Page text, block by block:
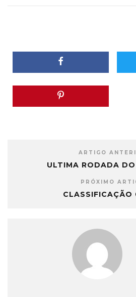
ARTIGO
ULTIMA RODADA DO
PRÓXIMO
CLASSIFICAÇÃO